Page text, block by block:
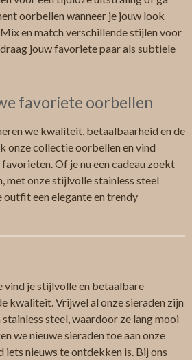
oorbellen wanneer je jouw look
en match verschillende stijlen voor
jouw favoriete paar als subtiele
favoriete oorbellen
we kwaliteit, betaalbaarheid en de
onze collectie oorbellen en vind
Of je nu een cadeau zoekt
met onze stijlvolle stainless steel
een elegante en trendy
vind je stijlvolle en betaalbare
kwaliteit. Vrijwel al onze sieraden zijn
steel, waardoor ze lang mooi
we nieuwe sieraden toe aan onze
nieuws te ontdekken is. Bij ons